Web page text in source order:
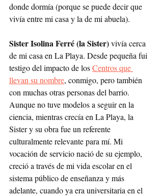
donde dormía (porque se puede decir que
vivía entre mi casa y la de mi abuela).
Sister Isolina Ferré (la Sister) vivía cerca
de mi casa en La Playa. Desde pequeña fui
testigo del impacto de los Centros que
llevan su nombre, conmigo, pero también
con muchas otras personas del barrio.
Aunque no tuve modelos a seguir en la
ciencia, mientras crecía en La Playa, la
Sister y su obra fue un referente
culturalmente relevante para mí. Mi
vocación de servicio nació de su ejemplo,
creció a través de mi vida escolar en el
sistema público de enseñanza y más
adelante, cuando ya era universitaria en el